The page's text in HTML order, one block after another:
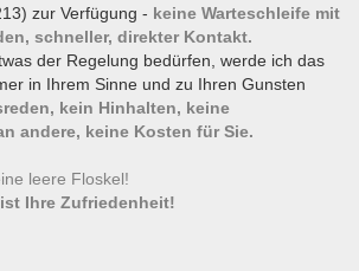
zur Verfügung - keine Warteschleife mit
schneller, direkter Kontakt.
der Regelung bedürfen, werde ich das
in Ihrem Sinne und zu Ihren Gunsten
kein Hinhalten, keine
andere, keine Kosten für Sie.
leere Floskel!
Ihre Zufriedenheit!